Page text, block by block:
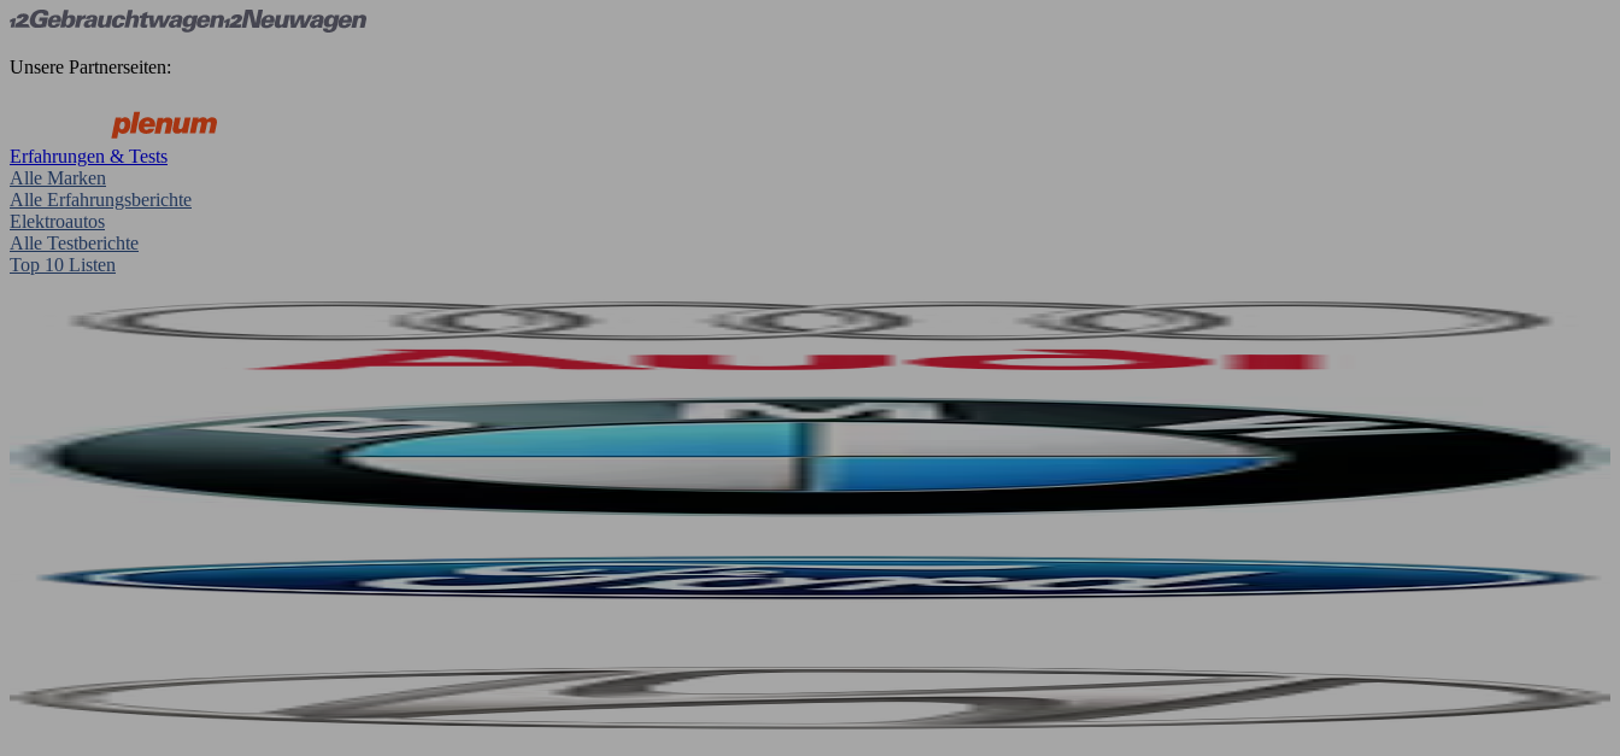
Unsere Partnerseiten:
Erfahrungen & Tests
Alle Marken
Alle Erfahrungsberichte
Elektroautos
Alle Testberichte
Top 10 Listen